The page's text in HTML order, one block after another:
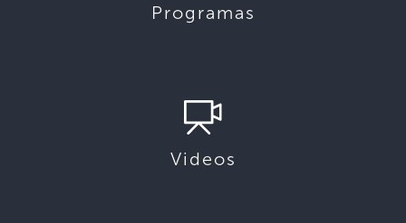
Programas
Videos